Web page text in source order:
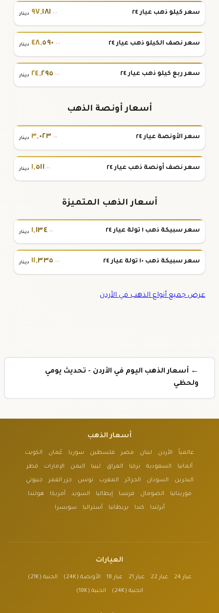
سعر كيلو ذهب عيار ٢٤ ٩٧,١٨١.٠٠ دينار
سعر نصف الكيلو ذهب عيار ٢٤ ٤٨,٥٩٠ .٠٠ دينار
سعر ربع كيلو ذهب عيار ٢٤ ٢٤,٢٩٥ .٠٠ دينار
أسعار أونصة الذهب
سعر الأونصة عيار ٢٤ ٣,٠٢٣.٠٠ دينار
سعر نصف أونصة ذهب عيار ٢٤ ١,٥١١.٠٠ دينار
أسعار الذهب المتميزة
سعر سبيكة ذهب ١ تولة عيار ٢٤ ١,١٣٤.٠٠ دينار
سعر سبيكة ذهب ١٠ تولة عيار ٢٤ ١١,٣٣٥ .٠٠ دينار
عرض جميع أنواع الذهب في الأردن
← أسعار الذهب اليوم في الأردن - تحديث يومي
ولحظي
أسعار الذهب
عالمياً الأردن لبنان مصر فلسطين سوريا عُمان الكويت
ألمانيا السعودية تركيا العراق ليبيا اليمن الإمارات قطر
البحرين السودان الجزائر المغرب تونس جزر القمر جيبوتي
موريتانيا الصومال فرنسا إيطاليا السويد أمريكا هولندا
أيرلندا كندا بريطانيا أستراليا سويسرا
العيارات
عيار 24 عيار 22 عيار 21 عيار 18 الأونصة (24K) الجنية (21K)
الجنية (24K) الجنية (18K)